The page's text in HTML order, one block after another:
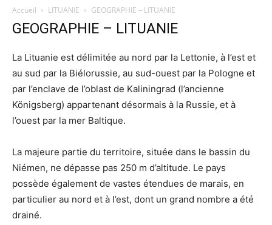
Accueil LITUANIE GEOGRAPHIE – LITUANIE
GEOGRAPHIE – LITUANIE
La Lituanie est délimitée au nord par la Lettonie, à l’est et
au sud par la Biélorussie, au sud-ouest par la Pologne et
par l’enclave de l’oblast de Kaliningrad (l’ancienne
Königsberg) appartenant désormais à la Russie, et à
l’ouest par la mer Baltique.
La majeure partie du territoire, située dans le bassin du
Niémen, ne dépasse pas 250 m d’altitude. Le pays
possède également de vastes étendues de marais, en
particulier au nord et à l’est, dont un grand nombre a été
drainé.